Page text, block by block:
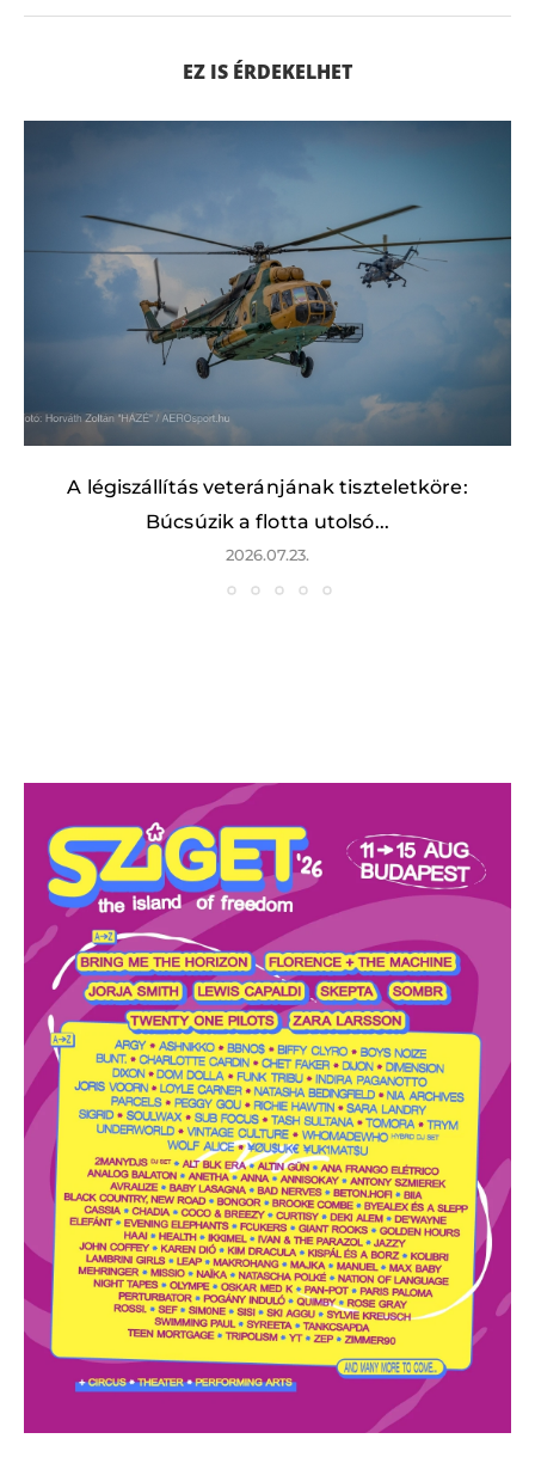
EZ IS ÉRDEKELHET
A légiszállítás veteránjának tiszteletköre:
Búcsúzik a flotta utolsó...
2026.07.23.